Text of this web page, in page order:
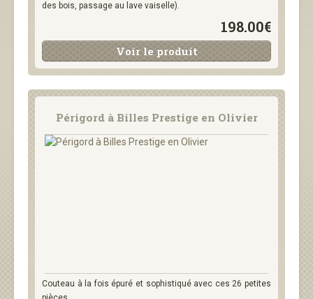
des bois, passage au lave vaiselle).
198.00€
Voir le produit
Périgord à Billes Prestige en Olivier
Couteau à la fois épuré et sophistiqué avec ces 26 petites